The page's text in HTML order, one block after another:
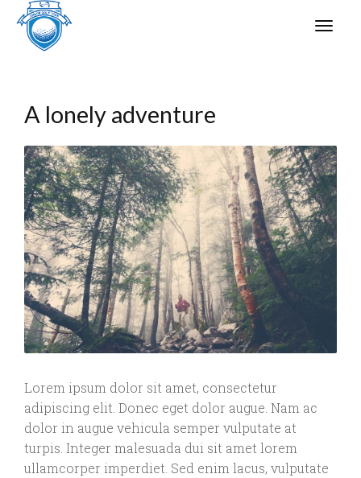
A lonely adventure
Lorem ipsum dolor sit amet, consectetur
adipiscing elit. Donec eget dolor augue. Nam ac
dolor in augue vehicula semper vulputate at
turpis. Integer malesuada dui sit amet lorem
ullamcorper imperdiet. Sed enim lacus, vulputate